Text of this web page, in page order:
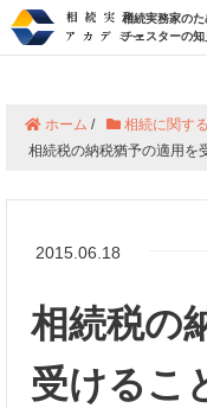
相続実務家のた
チェスターの
ホーム / 相続に関す
相続税の納税猶予の適用を
2015.06.18
相続税の
受けるこ